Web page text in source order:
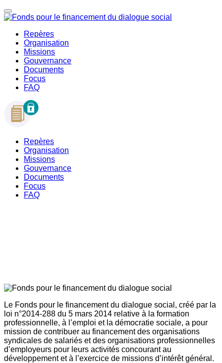
Repères
Organisation
Missions
Gouvernance
Documents
Focus
FAQ
Repères
Organisation
Missions
Gouvernance
Documents
Focus
FAQ
Le Fonds pour le financement du dialogue social, créé par la
loi n°2014-288 du 5 mars 2014 relative à la formation
professionnelle, à l’emploi et la démocratie sociale, a pour
mission de contribuer au financement des organisations
syndicales de salariés et des organisations professionnelles
d’employeurs pour leurs activités concourant au
développement et à l’exercice de missions d’intérêt général.